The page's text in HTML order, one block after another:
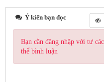
Ý kiến bạn đọc
Bạn cần đăng nhập với tư
thể bình luận